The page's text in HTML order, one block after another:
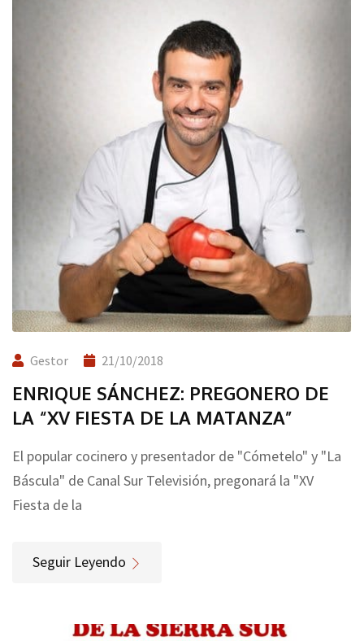
Gestor 21/10/2018
ENRIQUE SÁNCHEZ: PREGONERO DE
LA “XV FIESTA DE LA MATANZA”
El popular cocinero y presentador de "Cómetelo" y "La
Báscula" de Canal Sur Televisión, pregonará la "XV
Fiesta de la
Seguir Leyendo